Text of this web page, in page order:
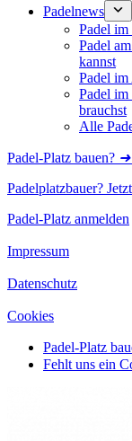
Padelnews
Padel im
Padel
kannst
Padel im
Padel
brauchst
Alle
Padel-Platz bauen? ➜
Padelplatzbauer?
Padel-Platz anmelden
Impressum
Datenschutz
Cookies
Padel-Platz
Fehlt uns ein